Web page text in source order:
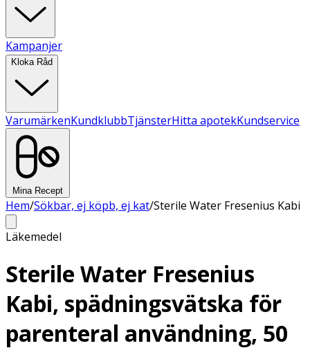
Kampanjer
Kloka Råd
VarumärkenKundklubbTjänsterHitta apotekKundservice
Mina Recept
Hem/Sökbar, ej köpb, ej kat/Sterile Water Fresenius Kabi
Läkemedel
Sterile Water Fresenius
Kabi, spädningsvätska för
parenteral användning, 50